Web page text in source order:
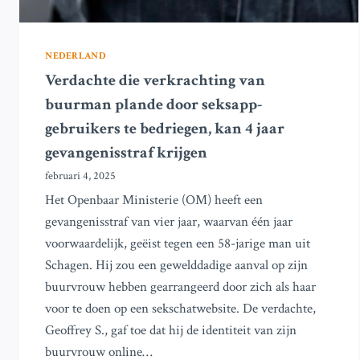
NEDERLAND
Verdachte die verkrachting van
buurman plande door seksapp-
gebruikers te bedriegen, kan 4 jaar
gevangenisstraf krijgen
februari 4, 2025
Het Openbaar Ministerie (OM) heeft een
gevangenisstraf van vier jaar, waarvan één jaar
voorwaardelijk, geëist tegen een 58-jarige man uit
Schagen. Hij zou een gewelddadige aanval op zijn
buurvrouw hebben gearrangeerd door zich als haar
voor te doen op een sekschatwebsite. De verdachte,
Geoffrey S., gaf toe dat hij de identiteit van zijn
buurvrouw online…